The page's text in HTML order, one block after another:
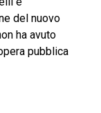
del nuovo
ha avuto
pubblica